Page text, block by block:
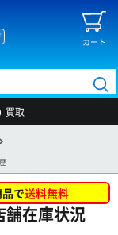
カート
買取
で送料無料
舗在庫状況